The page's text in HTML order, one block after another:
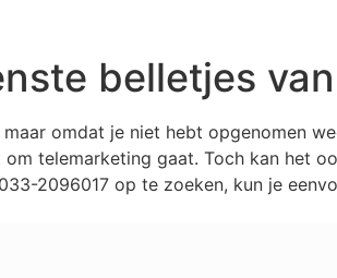
belletjes
omdat je niet hebt opgenomen
telemarketing gaat. Toch kan het
2096017 op te zoeken, kun je